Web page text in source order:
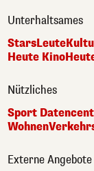
Unterhaltsames
StarsLeute
Heute Kino
Nützliches
Sport
Wohnen
Externe Angebote